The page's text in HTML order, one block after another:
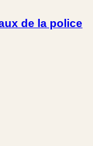
de la police